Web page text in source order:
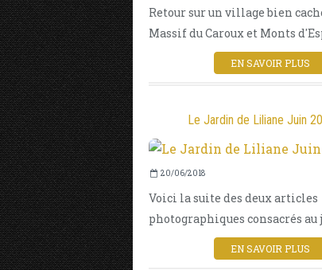
Retour sur un village bien
Massif du Caroux et Monts
EN SAVOIR PLUS
Le Jardin de Liliane Juin
20/06/2018
Voici la suite des deux articles
photographiques consacrés au
EN SAVOIR PLUS